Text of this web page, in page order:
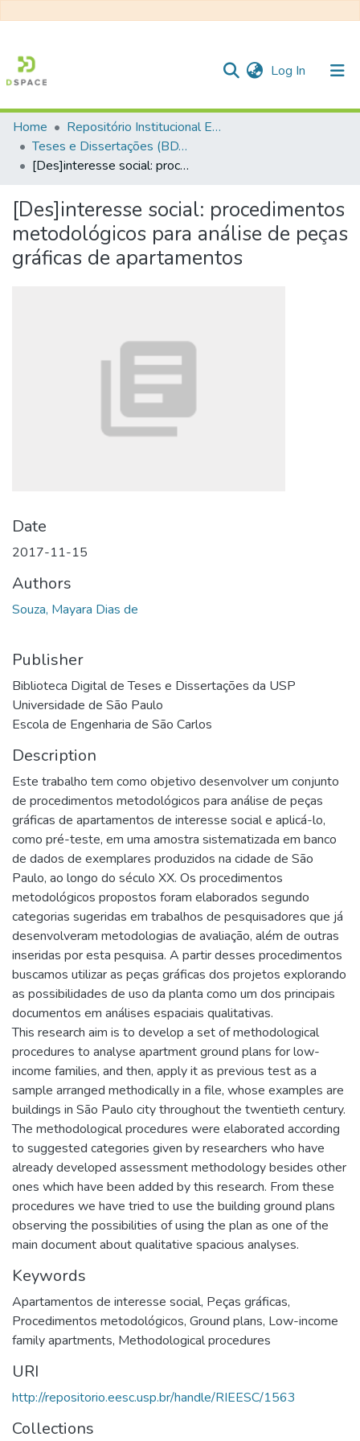
Log In (current)
Communities & Collections
All of DSpace
Statistics
Home
Repositório Institucional EESC
Teses e Dissertações (BDTD USP)
[Des]interesse social: procedimentos metodológicos para análise de peças gráficas de apartamentos
[Des]interesse social: procedimentos
metodológicos para análise de peças
gráficas de apartamentos
Date
2017-11-15
Authors
Souza, Mayara Dias de
Publisher
Biblioteca Digital de Teses e Dissertações da USP
Universidade de São Paulo
Escola de Engenharia de São Carlos
Description
Este trabalho tem como objetivo desenvolver um conjunto
de procedimentos metodológicos para análise de peças
gráficas de apartamentos de interesse social e aplicá-lo,
como pré-teste, em uma amostra sistematizada em banco
de dados de exemplares produzidos na cidade de São
Paulo, ao longo do século XX. Os procedimentos
metodológicos propostos foram elaborados segundo
categorias sugeridas em trabalhos de pesquisadores que já
desenvolveram metodologias de avaliação, além de outras
inseridas por esta pesquisa. A partir desses procedimentos
buscamos utilizar as peças gráficas dos projetos explorando
as possibilidades de uso da planta como um dos principais
documentos em análises espaciais qualitativas.
This research aim is to develop a set of methodological
procedures to analyse apartment ground plans for low-
income families, and then, apply it as previous test as a
sample arranged methodically in a file, whose examples are
buildings in São Paulo city throughout the twentieth century.
The methodological procedures were elaborated according
to suggested categories given by researchers who have
already developed assessment methodology besides other
ones which have been added by this research. From these
procedures we have tried to use the building ground plans
observing the possibilities of using the plan as one of the
main document about qualitative spacious analyses.
Keywords
Apartamentos de interesse social, Peças gráficas,
Procedimentos metodológicos, Ground plans, Low-income
family apartments, Methodological procedures
URI
http://repositorio.eesc.usp.br/handle/RIEESC/1563
Collections